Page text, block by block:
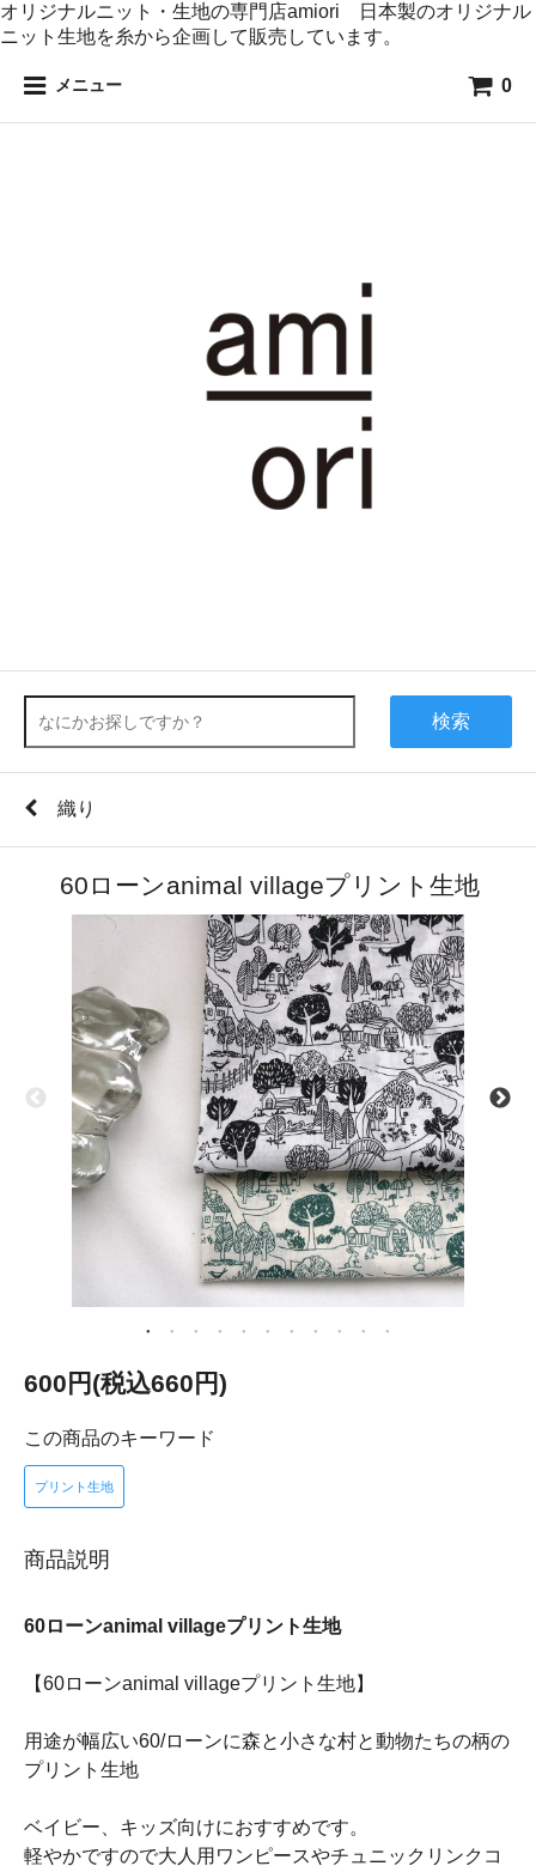
オリジナルニット・生地の専門店amiori 日本製のオリジナル
ニット生地を糸から企画して販売しています。
メニュー 0
検索
織り
60ローンanimal villageプリント生地
600円(税込660円)
この商品のキーワード
プリント生地
商品説明
60ローンanimal villageプリント生地
【60ローンanimal villageプリント生地】
用途が幅広い60/ローンに森と小さな村と動物たちの柄の
プリント生地
ベイビー、キッズ向けにおすすめです。
軽やかですので大人用ワンピースやチュニックリンクコ